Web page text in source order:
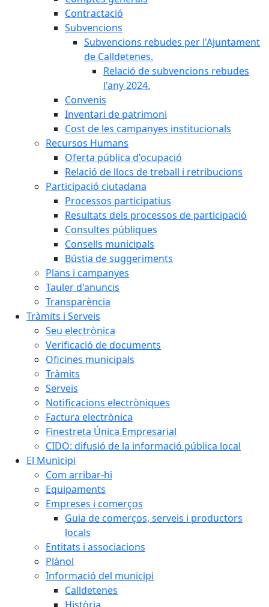
Contractació
Subvencions
Subvencions rebudes per l'Ajuntament
de Calldetenes.
Relació de subvencions rebudes
l'any 2024.
Convenis
Inventari de patrimoni
Cost de les campanyes institucionals
Recursos Humans
Oferta pública d'ocupació
Relació de llocs de treball i retribucions
Participació ciutadana
Processos participatius
Resultats dels processos de participació
Consultes públiques
Consells municipals
Bústia de suggeriments
Plans i campanyes
Tauler d'anuncis
Transparència
Tràmits i Serveis
Seu electrònica
Verificació de documents
Oficines municipals
Tràmits
Serveis
Notificacions electròniques
Factura electrònica
Finestreta Única Empresarial
CIDO: difusió de la informació pública local
El Municipi
Com arribar-hi
Equipaments
Empreses i comerços
Guia de comerços, serveis i productors
locals
Entitats i associacions
Plànol
Informació del municipi
Calldetenes